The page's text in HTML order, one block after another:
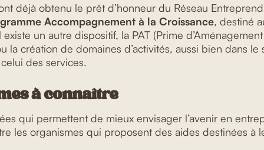
déjà obtenu le prêt d’honneur du Réseau
Accompagnement à la Croissance, destiné
un autre dispositif, la PAT (Prime
la création de domaines d’activités, aussi bien dans le
des services.
à connaître
qui permettent de mieux envisager l’avenir en
les organismes qui proposent des aides destinées à